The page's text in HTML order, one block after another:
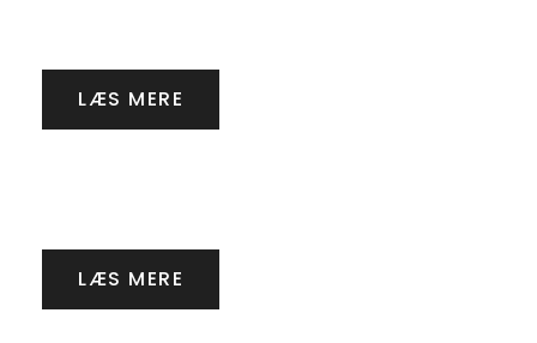
LÆS MERE
LÆS MERE